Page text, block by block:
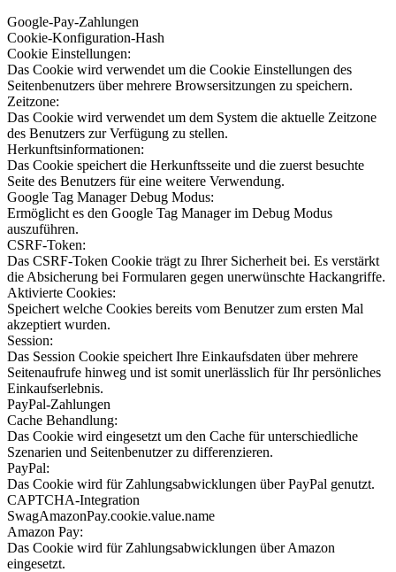
Google-Pay-Zahlungen
Cookie-Konfiguration-Hash
Cookie Einstellungen:
Das Cookie wird verwendet um die Cookie Einstellungen des
Seitenbenutzers über mehrere Browsersitzungen zu speichern.
Zeitzone:
Das Cookie wird verwendet um dem System die aktuelle Zeitzone
des Benutzers zur Verfügung zu stellen.
Herkunftsinformationen:
Das Cookie speichert die Herkunftsseite und die zuerst besuchte
Seite des Benutzers für eine weitere Verwendung.
Google Tag Manager Debug Modus:
Ermöglicht es den Google Tag Manager im Debug Modus
auszuführen.
CSRF-Token:
Das CSRF-Token Cookie trägt zu Ihrer Sicherheit bei. Es verstärkt
die Absicherung bei Formularen gegen unerwünschte Hackangriffe.
Aktivierte Cookies:
Speichert welche Cookies bereits vom Benutzer zum ersten Mal
akzeptiert wurden.
Session:
Das Session Cookie speichert Ihre Einkaufsdaten über mehrere
Seitenaufrufe hinweg und ist somit unerlässlich für Ihr persönliches
Einkaufserlebnis.
PayPal-Zahlungen
Cache Behandlung:
Das Cookie wird eingesetzt um den Cache für unterschiedliche
Szenarien und Seitenbenutzer zu differenzieren.
PayPal:
Das Cookie wird für Zahlungsabwicklungen über PayPal genutzt.
CAPTCHA-Integration
SwagAmazonPay.cookie.value.name
Amazon Pay:
Das Cookie wird für Zahlungsabwicklungen über Amazon
eingesetzt.